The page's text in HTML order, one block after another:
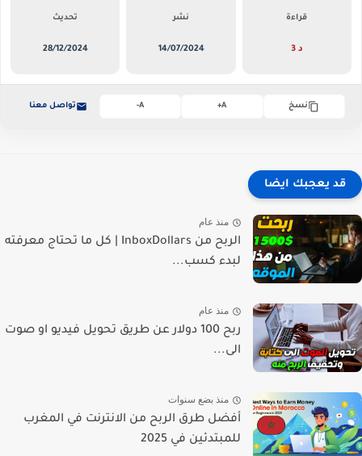
قراءة
3 د
نشر
14/07/2024
تحديث
28/12/2024
نسخ A+
A- تواصل معنا
قد يعجبك ايضا
منذ عام
الربح من InboxDollars | كل ما تحتاج معرفته
لبدء كسب...
منذ عام
ربح 100 دولار عن طريق تحويل فيديو او صوت
الى...
منذ بضع سنوات
أفضل طرق الربح من الانترنت في المغرب
للمبتدئين في 2025